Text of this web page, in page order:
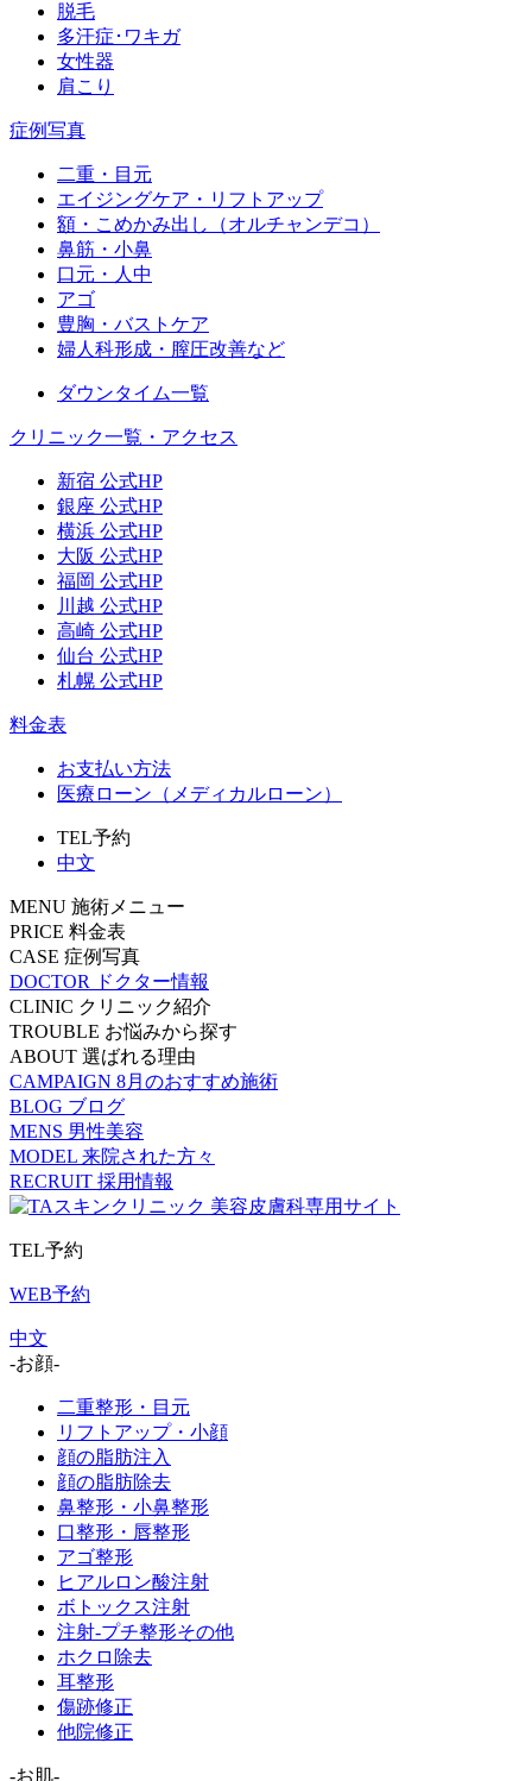
脱毛
多汗症･ワキガ
女性器
肩こり
症例写真
二重・目元
エイジングケア・リフトアップ
額・こめかみ出し（オルチャンデコ）
鼻筋・小鼻
口元・人中
アゴ
豊胸・バストケア
婦人科形成・膣圧改善など
ダウンタイム一覧
クリニック一覧・アクセス
新宿 公式HP
銀座 公式HP
横浜 公式HP
大阪 公式HP
福岡 公式HP
川越 公式HP
高崎 公式HP
仙台 公式HP
札幌 公式HP
料金表
お支払い方法
医療ローン（メディカルローン）
TEL予約
中文
MENU 施術メニュー
PRICE 料金表
CASE 症例写真
DOCTOR
ドクター情報
CLINIC クリニック紹介
TROUBLE お悩みから探す
ABOUT 選ばれる理由
CAMPAIGN 8月のおすすめ施術
BLOG ブログ
MENS 男性美容
MODEL 来院された方々
RECRUIT 採用情報
TEL予約
WEB予約
中文
-お顔-
二重整形・目元
リフトアップ・小顔
顔の脂肪注入
顔の脂肪除去
鼻整形・小鼻整形
口整形・唇整形
アゴ整形
ヒアルロン酸注射
ボトックス注射
注射-プチ整形その他
ホクロ除去
耳整形
傷跡修正
他院修正
-お肌-